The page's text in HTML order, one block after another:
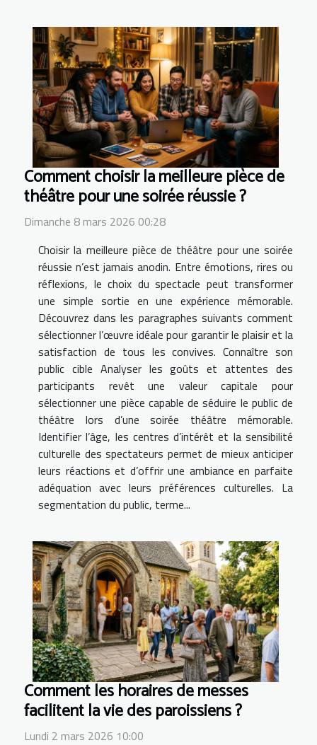
Comment choisir la meilleure pièce de
théâtre pour une soirée réussie ?
Dimanche 8 mars 2026 00:28
Choisir la meilleure pièce de théâtre pour une soirée
réussie n’est jamais anodin. Entre émotions, rires ou
réflexions, le choix du spectacle peut transformer
une simple sortie en une expérience mémorable.
Découvrez dans les paragraphes suivants comment
sélectionner l’œuvre idéale pour garantir le plaisir et la
satisfaction de tous les convives. Connaître son
public cible Analyser les goûts et attentes des
participants revêt une valeur capitale pour
sélectionner une pièce capable de séduire le public de
théâtre lors d’une soirée théâtre mémorable.
Identifier l’âge, les centres d’intérêt et la sensibilité
culturelle des spectateurs permet de mieux anticiper
leurs réactions et d’offrir une ambiance en parfaite
adéquation avec leurs préférences culturelles. La
segmentation du public, terme...
Comment les horaires de messes
facilitent la vie des paroissiens ?
Lundi 2 mars 2026 10:00